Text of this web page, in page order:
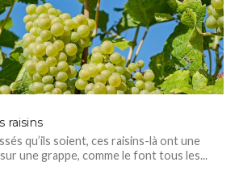
raisins
qu’ils soient, ces raisins-là ont une
une grappe, comme le font tous les...